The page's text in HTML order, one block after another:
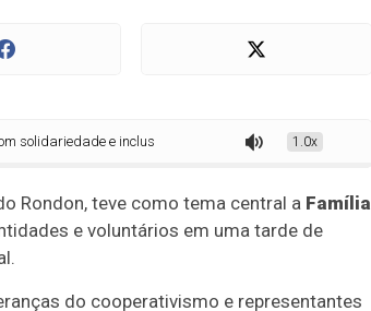
e inclusão 1.0x
Rondon, teve como tema central a Família
e voluntários em uma tarde de
do cooperativismo e representantes